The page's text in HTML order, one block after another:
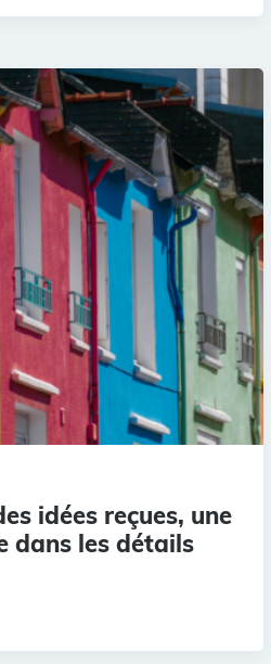
idées reçues, une
dans les détails